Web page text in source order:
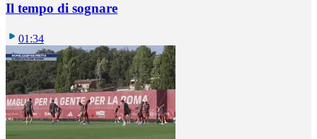
Il tempo di sognare
01:34